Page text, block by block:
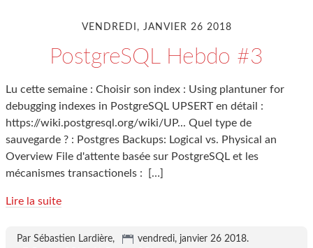
VENDREDI, JANVIER 26 2018
PostgreSQL Hebdo #3
Lu cette semaine : Choisir son index : Using plantuner for
debugging indexes in PostgreSQL UPSERT en détail :
https://wiki.postgresql.org/wiki/UP... Quel type de
sauvegarde ? : Postgres Backups: Logical vs. Physical an
Overview File d'attente basée sur PostgreSQL et les
mécanismes transactionels :
[…]
Lire la suite
Par Sébastien Lardière, vendredi, janvier 26 2018.